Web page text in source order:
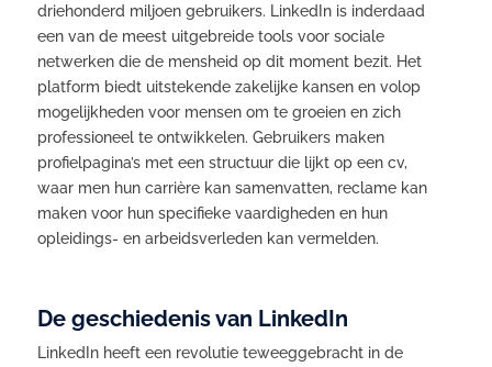
driehonderd miljoen gebruikers. LinkedIn is inderdaad
een van de meest uitgebreide tools voor sociale
netwerken die de mensheid op dit moment bezit. Het
platform biedt uitstekende zakelijke kansen en volop
mogelijkheden voor mensen om te groeien en zich
professioneel te ontwikkelen. Gebruikers maken
profielpagina’s met een structuur die lijkt op een cv,
waar men hun carrière kan samenvatten, reclame kan
maken voor hun specifieke vaardigheden en hun
opleidings- en arbeidsverleden kan vermelden.
De geschiedenis van LinkedIn
LinkedIn heeft een revolutie teweeggebracht in de